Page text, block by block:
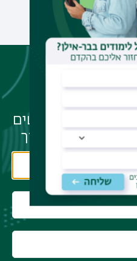
התוכנית
לך?
להשאיר לנו פרטים
במיוחד עבורך